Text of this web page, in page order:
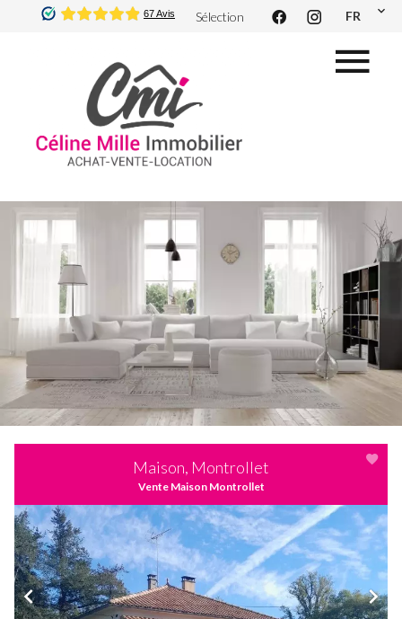
Sélection FR
Maison, Montrollet
Vente Maison Montrollet